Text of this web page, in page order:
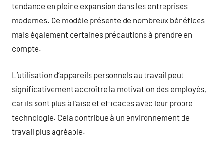
tendance en pleine expansion dans les entreprises
modernes. Ce modèle présente de nombreux bénéfices
mais également certaines précautions à prendre en
compte.
L’utilisation d’appareils personnels au travail peut
significativement accroître la motivation des employés,
car ils sont plus à l’aise et efficaces avec leur propre
technologie. Cela contribue à un environnement de
travail plus agréable.